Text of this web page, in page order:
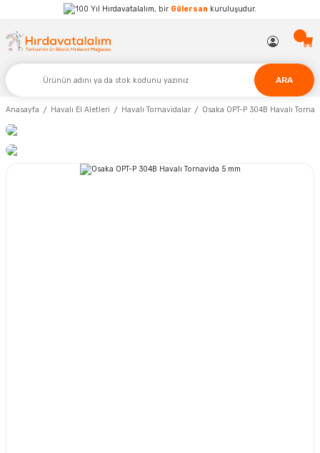
Hırdavatalalım, bir Gülersan kuruluşudur.
ARA
Anasayfa Havalı El Aletleri Havalı Tornavidalar Osaka OPT-P 304B Havalı